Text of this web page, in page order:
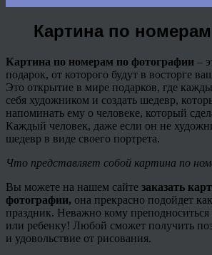
Картина по
Картина по номерам по фотографии –
подарок, от которого будут в восторге
Это открытие в мире подарков, где
себя художником и создать шедевр,
напоминать ему о человеке, который
Каждый человек, даже если он не
шедевр в виде своего портрета.
Что представляет собой картина по
Вы можете на нашем сайте заказать
фотографии, она прекрасно подойдет
праздник. Неважно кому преподноситься
или ребенку! Любой сможет получить
и удовольствие от рисования.